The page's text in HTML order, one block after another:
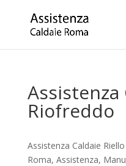
Assistenza
Riofreddo
Assistenza Caldaie
Roma, Assistenza,